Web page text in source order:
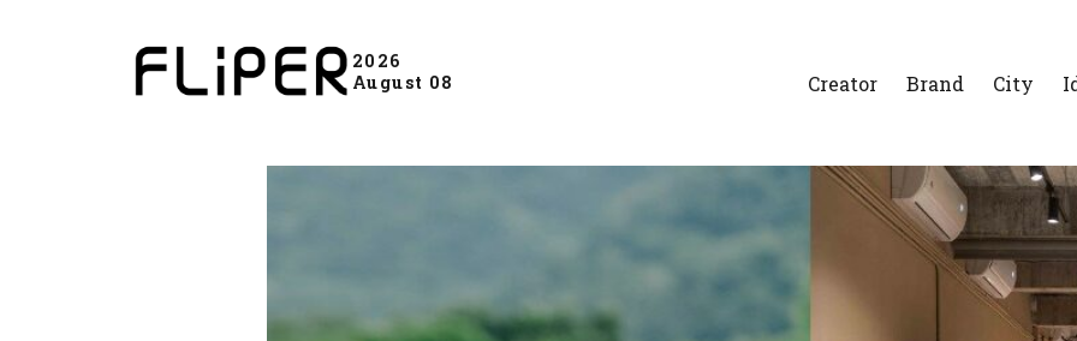
2026
August 08
Creator Brand City